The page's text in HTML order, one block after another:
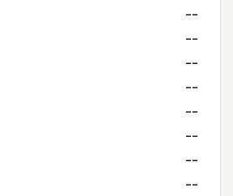
--
--
--
--
--
--
--
--